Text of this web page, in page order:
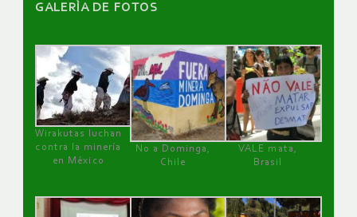
GALERÌA DE FOTOS
Wirakutas luchan
contra la minería
en México
No a Dominga,
Chile
VALE mata,
Brasil